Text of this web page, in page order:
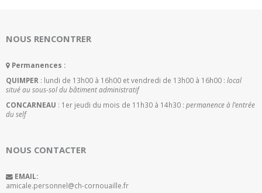
NOUS RENCONTRER
Permanences :
QUIMPER : lundi de 13h00 à 16h00 et vendredi de 13h00 à 16h00 : local
situé au sous-sol du bâtiment administratif
CONCARNEAU : 1er jeudi du mois de 11h30 à 14h30 : permanence à l’entrée
du self
NOUS CONTACTER
EMAIL:
amicale.personnel@ch-cornouaille.fr